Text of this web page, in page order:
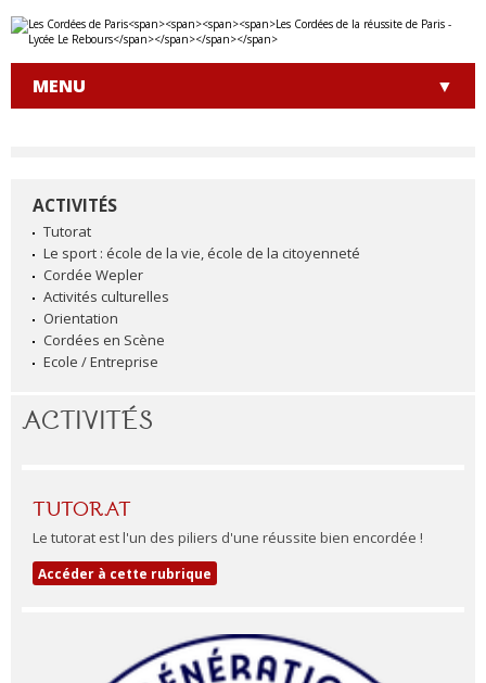
Aller
au
Outils
personnels
MENU
NAVIGATION
ACTIVITÉS
Tutorat
Le sport : école de la vie, école de la citoyenneté
Cordée Wepler
Activités culturelles
Orientation
Cordées en Scène
Ecole / Entreprise
ACTIVITÉS
TUTORAT
Le tutorat est l'un des piliers d'une réussite bien encordée !
Accéder à cette rubrique